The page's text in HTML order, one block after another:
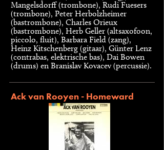
Mangelsdorff (trombone), Rudi Fuesers
(trombone), Peter Herbolzheimer
(bastrombone), Charles Orieux
(bastrombone), Herb Geller (altsaxofoon,
piccolo, fluit), Barbara Field (zang),
Heinz Kitschenberg (gitaar), Günter Lenz
(contrabas, elektrische bas), Dai Bowen
(drums) en Branislav Kovacev (percussie).
Ack van Rooyen - Homeward